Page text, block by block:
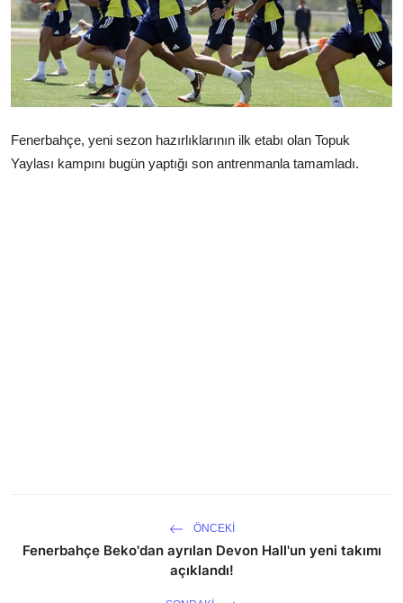
Çerkezköy
Fenerbahçe, yeni sezon hazırlıklarının ilk etabı olan Topuk
Yaylası kampını bugün yaptığı son antrenmanla tamamladı.
ÖNCEKI
Fenerbahçe Beko'dan ayrılan Devon Hall'un yeni takımı
açıklandı!